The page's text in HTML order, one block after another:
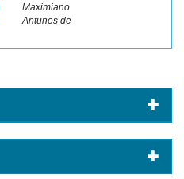
Maximiano
Antunes de